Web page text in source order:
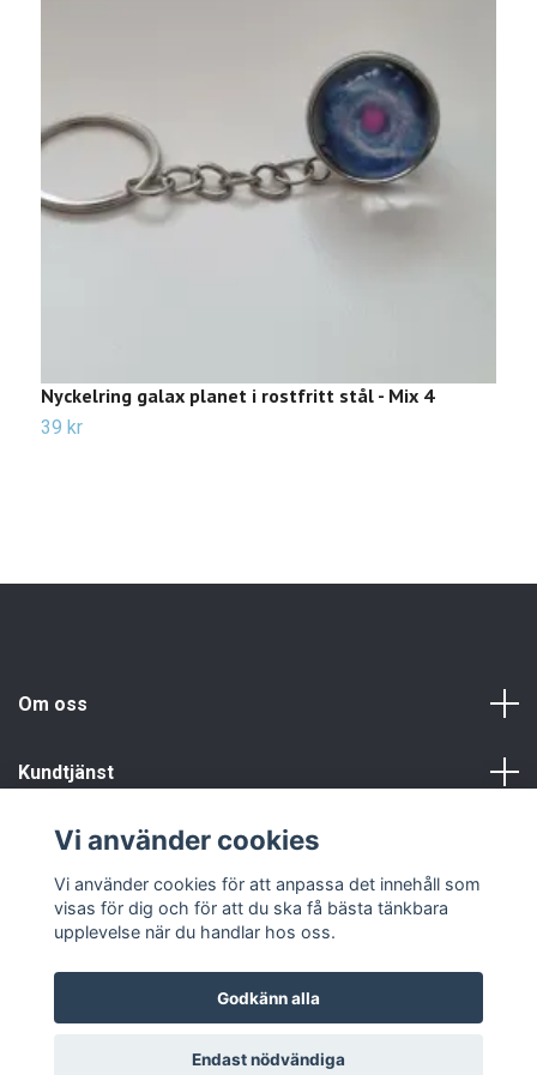
Nyckelring galax planet i rostfritt stål - Mix 4
39 kr
Om oss
Kundtjänst
© 2026 Fyndgren
Vi använder cookies
Vi använder cookies för att anpassa det innehåll som
visas för dig och för att du ska få bästa tänkbara
upplevelse när du handlar hos oss.
Godkänn alla
Endast nödvändiga